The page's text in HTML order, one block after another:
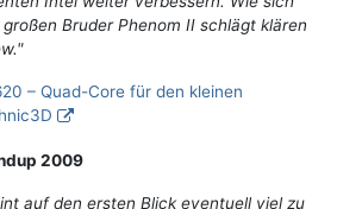
Bruder Phenom II schlägt klären
– Quad-Core für den kleinen
2009
auf den ersten Blick eventuell viel zu